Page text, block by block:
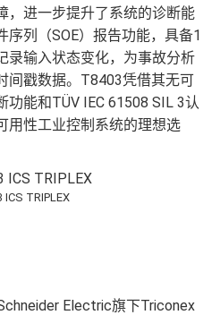
，进一步提升了系统的诊断能
序列（SOE）报告功能，具备1
录输入状态变化，为事故分析
间戳数据。T8403凭借其无可
功能和TÜV IEC 61508 SIL 3认
用性工业控制系统的理想选
ICS TRIPLEX
Electric旗下Triconex